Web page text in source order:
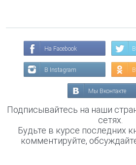
На Facebook
В Instagram
Мы Вконтакте
Подписывайтесь на наши
сетях.
Будьте в курсе последних
комментируйте,